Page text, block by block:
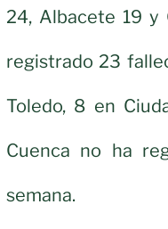
24, Albacete 19 y
registrado 23
Toledo, 8 en
Cuenca no ha
semana.